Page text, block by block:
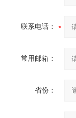
联系电话：
常用邮箱：
省份：